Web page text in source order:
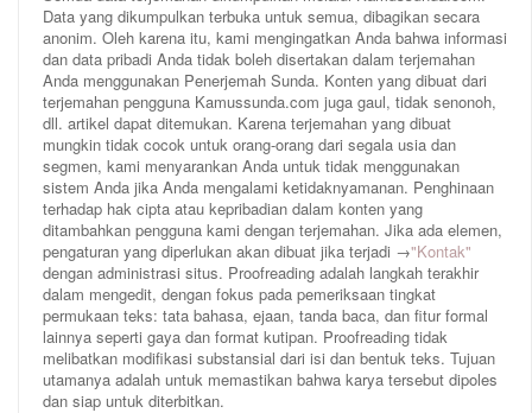
Data yang dikumpulkan terbuka untuk semua, dibagikan secara
anonim. Oleh karena itu, kami mengingatkan Anda bahwa informasi
dan data pribadi Anda tidak boleh disertakan dalam terjemahan
Anda menggunakan Penerjemah Sunda. Konten yang dibuat dari
terjemahan pengguna Kamussunda.com juga gaul, tidak senonoh,
dll. artikel dapat ditemukan. Karena terjemahan yang dibuat
mungkin tidak cocok untuk orang-orang dari segala usia dan
segmen, kami menyarankan Anda untuk tidak menggunakan
sistem Anda jika Anda mengalami ketidaknyamanan. Penghinaan
terhadap hak cipta atau kepribadian dalam konten yang
ditambahkan pengguna kami dengan terjemahan. Jika ada elemen,
pengaturan yang diperlukan akan dibuat jika terjadi →"Kontak"
dengan administrasi situs. Proofreading adalah langkah terakhir
dalam mengedit, dengan fokus pada pemeriksaan tingkat
permukaan teks: tata bahasa, ejaan, tanda baca, dan fitur formal
lainnya seperti gaya dan format kutipan. Proofreading tidak
melibatkan modifikasi substansial dari isi dan bentuk teks. Tujuan
utamanya adalah untuk memastikan bahwa karya tersebut dipoles
dan siap untuk diterbitkan.